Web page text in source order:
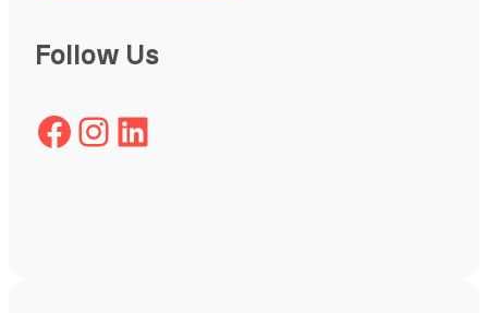
Follow Us
Facebook Instagram LinkedIn